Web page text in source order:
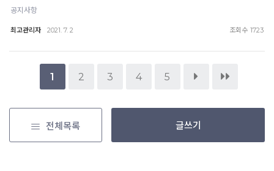
공지사항
최고관리자 2021. 7. 2 조회수 1723
1 2 3 4 5
전체목록 글쓰기